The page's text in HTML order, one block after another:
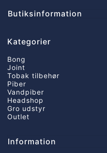
Butiksinformation
Kategorier
Bong
Joint
Tobak tilbehør
Piber
Vandpiber
Headshop
Gro udstyr
Outlet
Information